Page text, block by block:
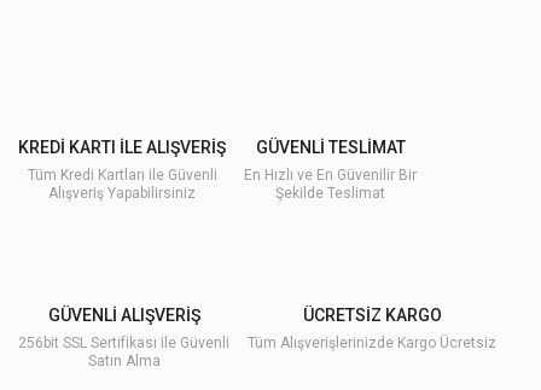
KREDİ KARTI İLE ALIŞVERİŞ
Tüm Kredi Kartları ile Güvenli
Alışveriş Yapabilirsiniz
GÜVENLİ TESLİMAT
En Hızlı ve En Güvenilir Bir
Şekilde Teslimat
GÜVENLİ ALIŞVERİŞ
256bit SSL Sertifikası ile Güvenli
Satın Alma
ÜCRETSİZ KARGO
Tüm Alışverişlerinizde Kargo Ücretsiz